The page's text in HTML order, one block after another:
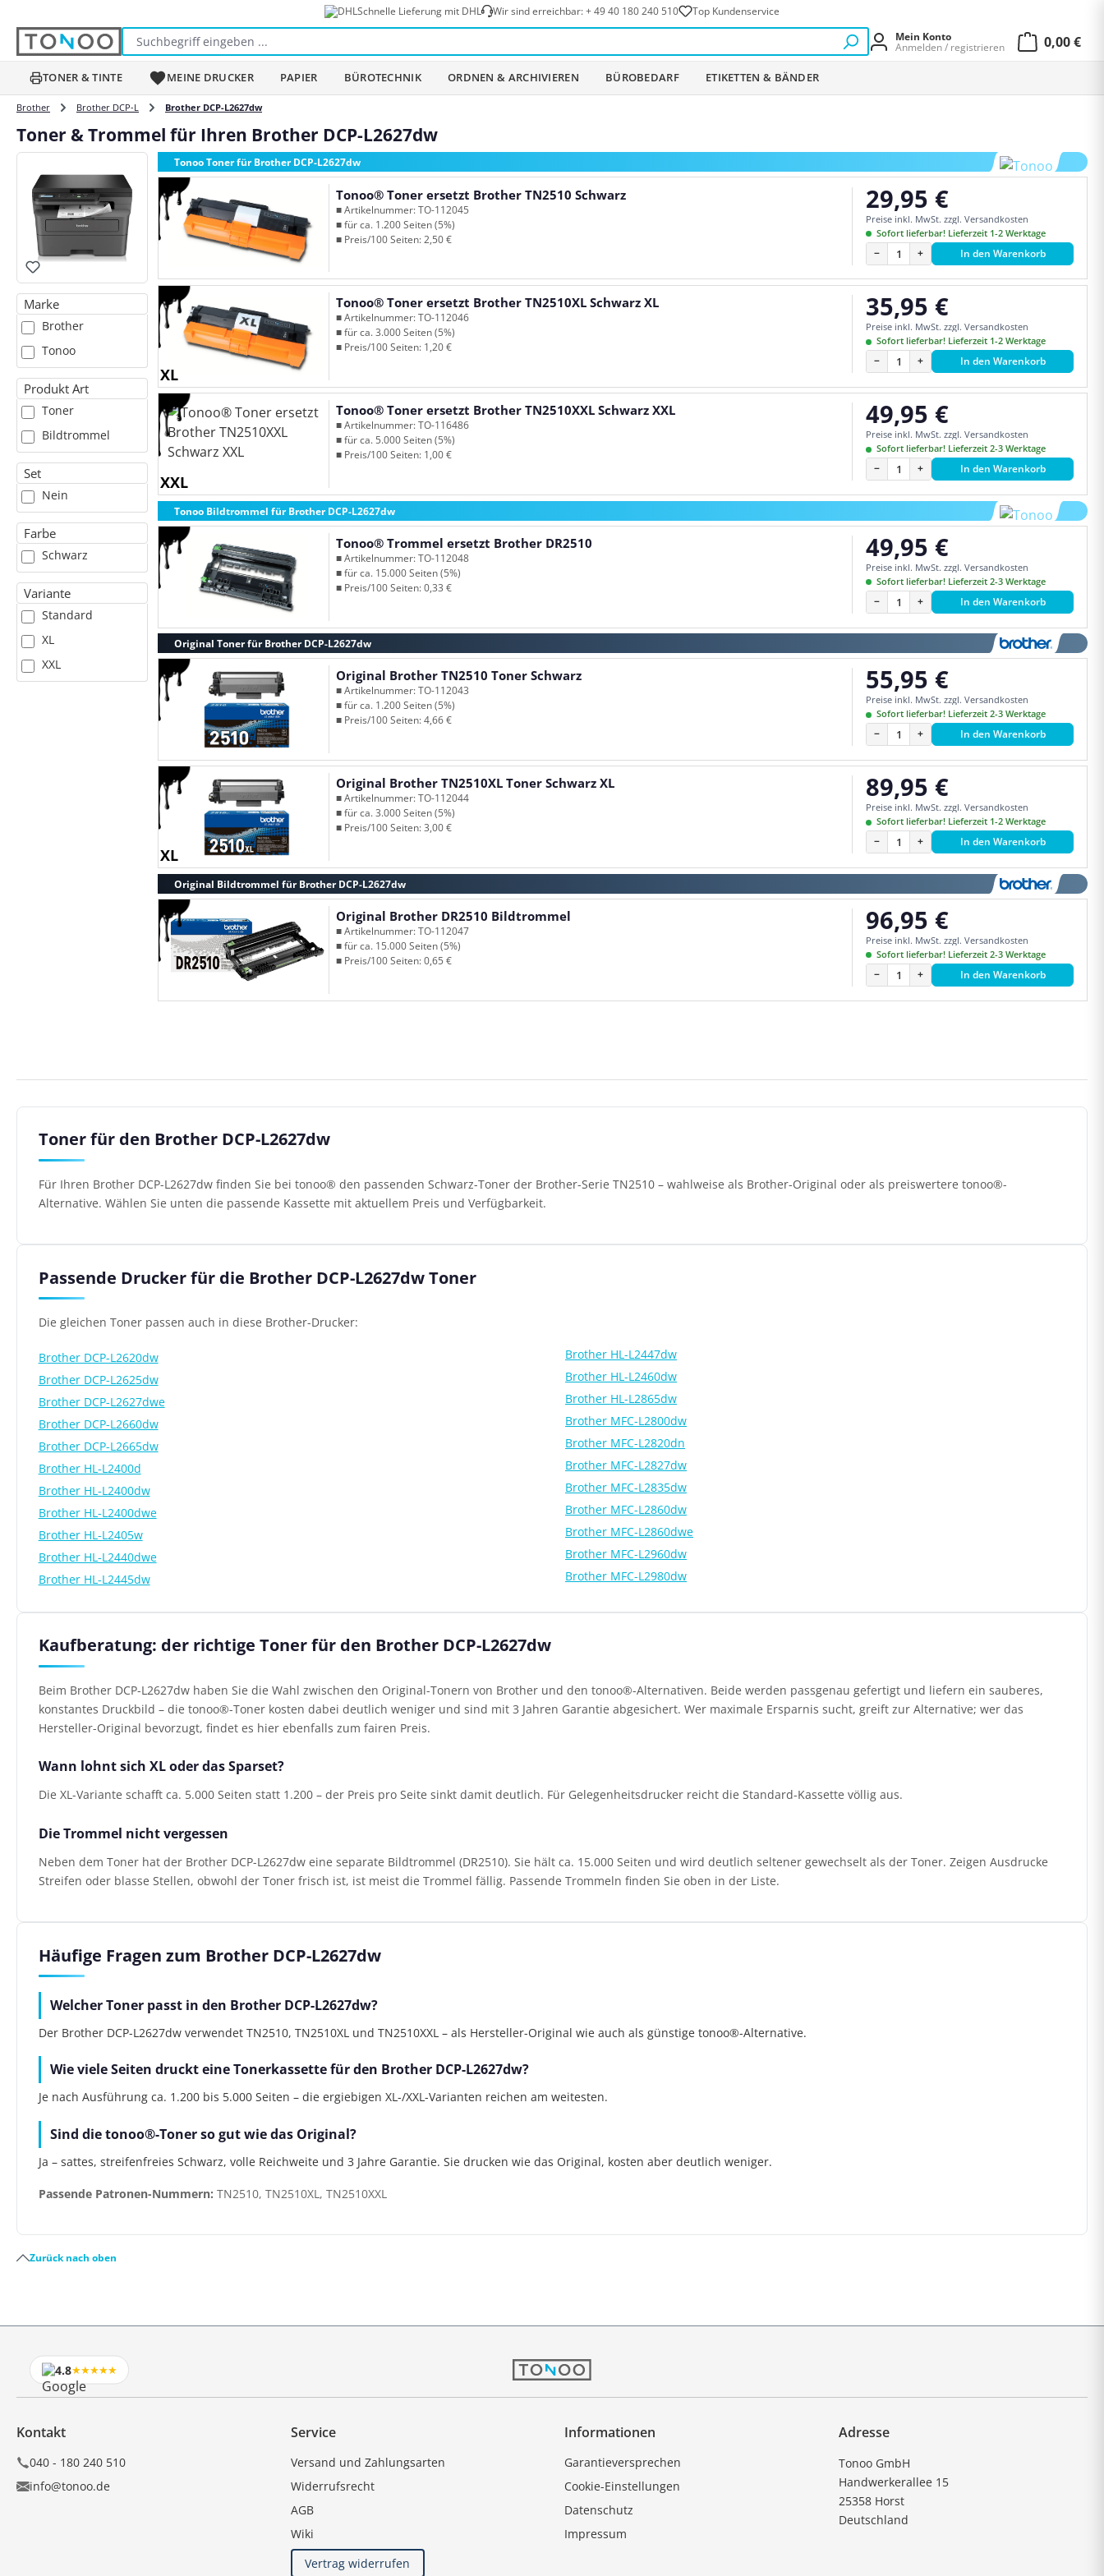
Schnelle Lieferung mit DHL Wir sind erreichbar:+ 49 40 180 240 510 Top Kundenservice
Mein Konto
Anmelden / registrieren
0,00 €
TONER & TINTE MEINE DRUCKER PAPIER BÜROTECHNIK ORDNEN & ARCHIVIEREN BÜROBEDARF ETIKETTEN & BÄNDER
Brother Brother DCP-L Brother DCP-L2627dw
Toner & Trommel für Ihren Brother DCP-L2627dw
Marke
Brother
Tonoo
Produkt Art
Toner
Bildtrommel
Set
Nein
Farbe
Schwarz
Variante
Standard
XL
XXL
Tonoo Toner für Brother DCP-L2627dw
Tonoo® Toner ersetzt Brother TN2510 Schwarz
■ Artikelnummer: TO-112045
■ für ca. 1.200 Seiten (5%)
■ Preis/100 Seiten: 2,50 €
Regulärer Preis:
29,95 €
Preise inkl. MwSt. zzgl. Versandkosten
Sofort lieferbar! Lieferzeit 1-2 Werktage
− + In den Warenkorb
XL
Tonoo® Toner ersetzt Brother TN2510XL Schwarz XL
■ Artikelnummer: TO-112046
■ für ca. 3.000 Seiten (5%)
■ Preis/100 Seiten: 1,20 €
Regulärer Preis:
35,95 €
Preise inkl. MwSt. zzgl. Versandkosten
Sofort lieferbar! Lieferzeit 1-2 Werktage
− + In den Warenkorb
XXL
Tonoo® Toner ersetzt Brother TN2510XXL Schwarz XXL
■ Artikelnummer: TO-116486
■ für ca. 5.000 Seiten (5%)
■ Preis/100 Seiten: 1,00 €
Regulärer Preis:
49,95 €
Preise inkl. MwSt. zzgl. Versandkosten
Sofort lieferbar! Lieferzeit 2-3 Werktage
− + In den Warenkorb
Tonoo Bildtrommel für Brother DCP-L2627dw
Tonoo® Trommel ersetzt Brother DR2510
■ Artikelnummer: TO-112048
■ für ca. 15.000 Seiten (5%)
■ Preis/100 Seiten: 0,33 €
Regulärer Preis:
49,95 €
Preise inkl. MwSt. zzgl. Versandkosten
Sofort lieferbar! Lieferzeit 2-3 Werktage
− + In den Warenkorb
Original Toner für Brother DCP-L2627dw
Original Brother TN2510 Toner Schwarz
■ Artikelnummer: TO-112043
■ für ca. 1.200 Seiten (5%)
■ Preis/100 Seiten: 4,66 €
Regulärer Preis:
55,95 €
Preise inkl. MwSt. zzgl. Versandkosten
Sofort lieferbar! Lieferzeit 2-3 Werktage
− + In den Warenkorb
XL
Original Brother TN2510XL Toner Schwarz XL
■ Artikelnummer: TO-112044
■ für ca. 3.000 Seiten (5%)
■ Preis/100 Seiten: 3,00 €
Regulärer Preis:
89,95 €
Preise inkl. MwSt. zzgl. Versandkosten
Sofort lieferbar! Lieferzeit 1-2 Werktage
− + In den Warenkorb
Original Bildtrommel für Brother DCP-L2627dw
Original Brother DR2510 Bildtrommel
■ Artikelnummer: TO-112047
■ für ca. 15.000 Seiten (5%)
■ Preis/100 Seiten: 0,65 €
Regulärer Preis:
96,95 €
Preise inkl. MwSt. zzgl. Versandkosten
Sofort lieferbar! Lieferzeit 2-3 Werktage
− + In den Warenkorb
Toner für den Brother DCP-L2627dw
Für Ihren Brother DCP-L2627dw finden Sie bei tonoo® den passenden Schwarz-Toner der Brother-Serie TN2510 – wahlweise als Brother-Original oder als preiswertere tonoo®-
Alternative. Wählen Sie unten die passende Kassette mit aktuellem Preis und Verfügbarkeit.
Passende Drucker für die Brother DCP-L2627dw Toner
Die gleichen Toner passen auch in diese Brother-Drucker:
Brother DCP-L2620dw
Brother DCP-L2625dw
Brother DCP-L2627dwe
Brother DCP-L2660dw
Brother DCP-L2665dw
Brother HL-L2400d
Brother HL-L2400dw
Brother HL-L2400dwe
Brother HL-L2405w
Brother HL-L2440dwe
Brother HL-L2445dw
Brother HL-L2447dw
Brother HL-L2460dw
Brother HL-L2865dw
Brother MFC-L2800dw
Brother MFC-L2820dn
Brother MFC-L2827dw
Brother MFC-L2835dw
Brother MFC-L2860dw
Brother MFC-L2860dwe
Brother MFC-L2960dw
Brother MFC-L2980dw
Kaufberatung: der richtige Toner für den Brother DCP-L2627dw
Beim Brother DCP-L2627dw haben Sie die Wahl zwischen den Original-Tonern von Brother und den tonoo®-Alternativen. Beide werden passgenau gefertigt und liefern ein sauberes,
konstantes Druckbild – die tonoo®-Toner kosten dabei deutlich weniger und sind mit 3 Jahren Garantie abgesichert. Wer maximale Ersparnis sucht, greift zur Alternative; wer das
Hersteller-Original bevorzugt, findet es hier ebenfalls zum fairen Preis.
Wann lohnt sich XL oder das Sparset?
Die XL-Variante schafft ca. 5.000 Seiten statt 1.200 – der Preis pro Seite sinkt damit deutlich. Für Gelegenheitsdrucker reicht die Standard-Kassette völlig aus.
Die Trommel nicht vergessen
Neben dem Toner hat der Brother DCP-L2627dw eine separate Bildtrommel (DR2510). Sie hält ca. 15.000 Seiten und wird deutlich seltener gewechselt als der Toner. Zeigen Ausdrucke
Streifen oder blasse Stellen, obwohl der Toner frisch ist, ist meist die Trommel fällig. Passende Trommeln finden Sie oben in der Liste.
Häufige Fragen zum Brother DCP-L2627dw
Welcher Toner passt in den Brother DCP-L2627dw?
Der Brother DCP-L2627dw verwendet TN2510, TN2510XL und TN2510XXL – als Hersteller-Original wie auch als günstige tonoo®-Alternative.
Wie viele Seiten druckt eine Tonerkassette für den Brother DCP-L2627dw?
Je nach Ausführung ca. 1.200 bis 5.000 Seiten – die ergiebigen XL-/XXL-Varianten reichen am weitesten.
Sind die tonoo®-Toner so gut wie das Original?
Ja – sattes, streifenfreies Schwarz, volle Reichweite und 3 Jahre Garantie. Sie drucken wie das Original, kosten aber deutlich weniger.
Passende Patronen-Nummern: TN2510, TN2510XL, TN2510XXL
Zurück nach oben
4.8★★★★★
Kontakt
040 - 180 240 510
info@tonoo.de
Service
Versand und Zahlungsarten
Widerrufsrecht
AGB
Wiki
Vertrag widerrufen
Informationen
Garantieversprechen
Cookie-Einstellungen
Datenschutz
Impressum
Adresse
Tonoo GmbH
Handwerkerallee 15
25358 Horst
Deutschland